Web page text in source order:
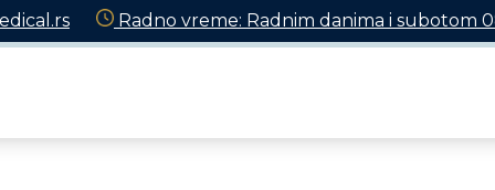
Radno vreme: Radnim danima i subotom